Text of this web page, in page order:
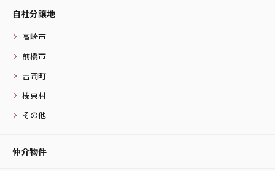
自社分譲地
高崎市
前橋市
吉岡町
榛東村
その他
仲介物件